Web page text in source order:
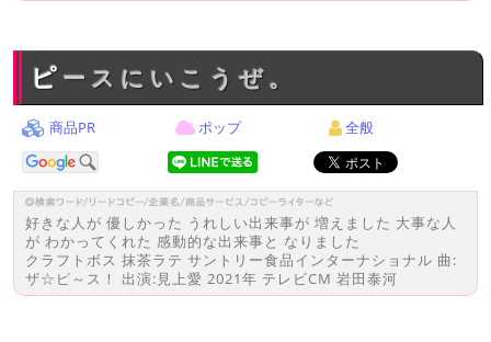
ピースにいこうぜ。
商品PR ポップ 全般
好きな人が 優しかった うれしい出来事が 増えました 大事な人
が わかってくれた 感動的な出来事と なりました
クラフトボス 抹茶ラテ サントリー食品インターナショナル 曲:
ザ☆ピ～ス！ 出演:見上愛 2021年 テレビCM 岩田泰河